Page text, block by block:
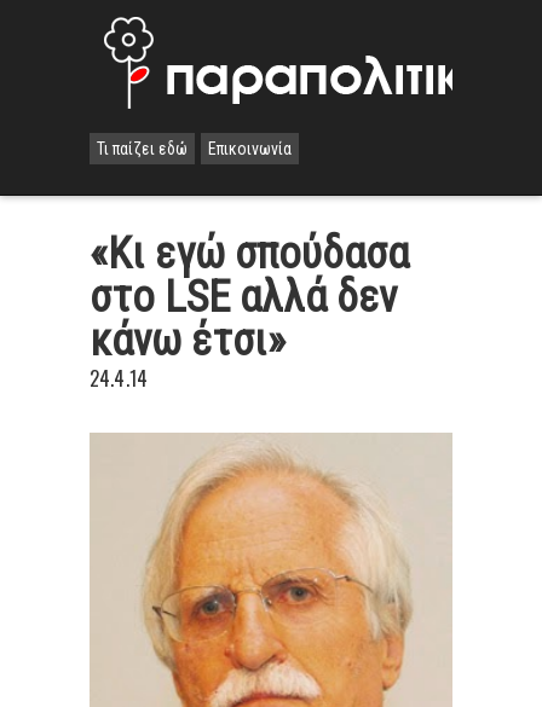
Τι παίζει εδώ Επικοινωνία
«Κι εγώ σπούδασα
στο LSE αλλά δεν
κάνω έτσι»
24.4.14